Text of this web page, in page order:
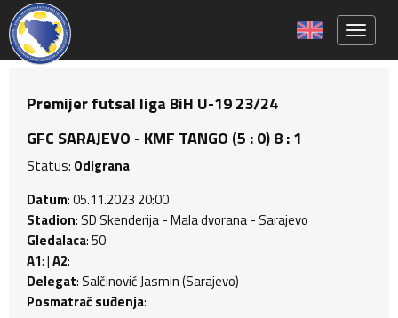
Premijer futsal liga BiH U-19 23/24
GFC SARAJEVO - KMF TANGO (5 : 0) 8 : 1
Status: Odigrana
Datum: 05.11.2023 20:00
Stadion: SD Skenderija - Mala dvorana - Sarajevo
Gledalaca: 50
A1: |A2:
Delegat: Salčinović Jasmin (Sarajevo)
Posmatrač suđenja: